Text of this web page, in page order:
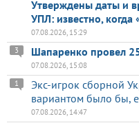
Утверждены даты и
УПЛ: известно,
07.08.2026, 15:29
Шапаренко провел
3
07.08.2026, 15:08
Экс-игрок сборной
вариантом было бы,
1
07.08.2026, 14:47